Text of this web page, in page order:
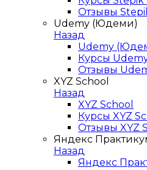
Отзывы
Udemy (Юдеми)
Назад
Udemy
Курсы
Отзывы
XYZ School
Назад
XYZ School
Курсы XYZ
Отзывы XYZ
Яндекс
Назад
Яндекс